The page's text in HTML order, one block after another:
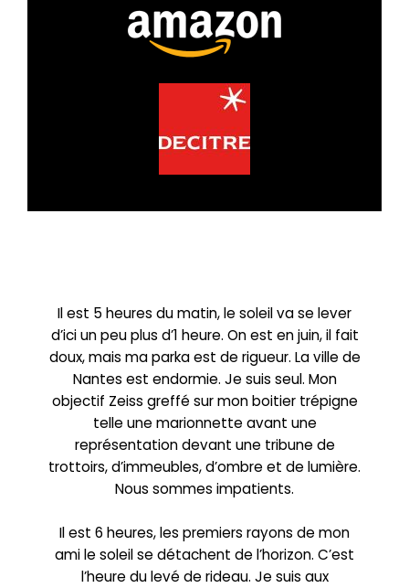
Il est 5 heures du matin, le soleil va se lever
d’ici un peu plus d’1 heure. On est en juin, il fait
doux, mais ma parka est de rigueur. La ville de
Nantes est endormie. Je suis seul. Mon
objectif Zeiss greffé sur mon boitier trépigne
telle une marionnette avant une
représentation devant une tribune de
trottoirs, d’immeubles, d’ombre et de lumière.
Nous sommes impatients.
Il est 6 heures, les premiers rayons de mon
ami le soleil se détachent de l’horizon. C’est
l’heure du levé de rideau. Je suis aux